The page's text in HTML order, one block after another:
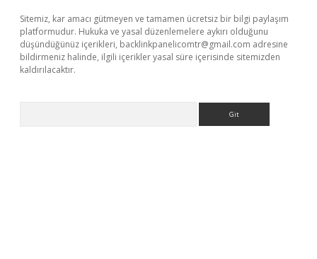
Sitemiz, kar amacı gütmeyen ve tamamen ücretsiz bir bilgi paylaşım
platformudur. Hukuka ve yasal düzenlemelere aykırı olduğunu
düşündüğünüz içerikleri, backlinkpanelicomtr@gmail.com adresine
bildirmeniz halinde, ilgili içerikler yasal süre içerisinde sitemizden
kaldırılacaktır.